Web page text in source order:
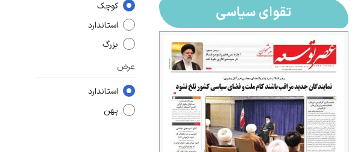
کوچک
استاندارد
بزرگ
عرض
استاندارد
پهن
تقوای سیاسی